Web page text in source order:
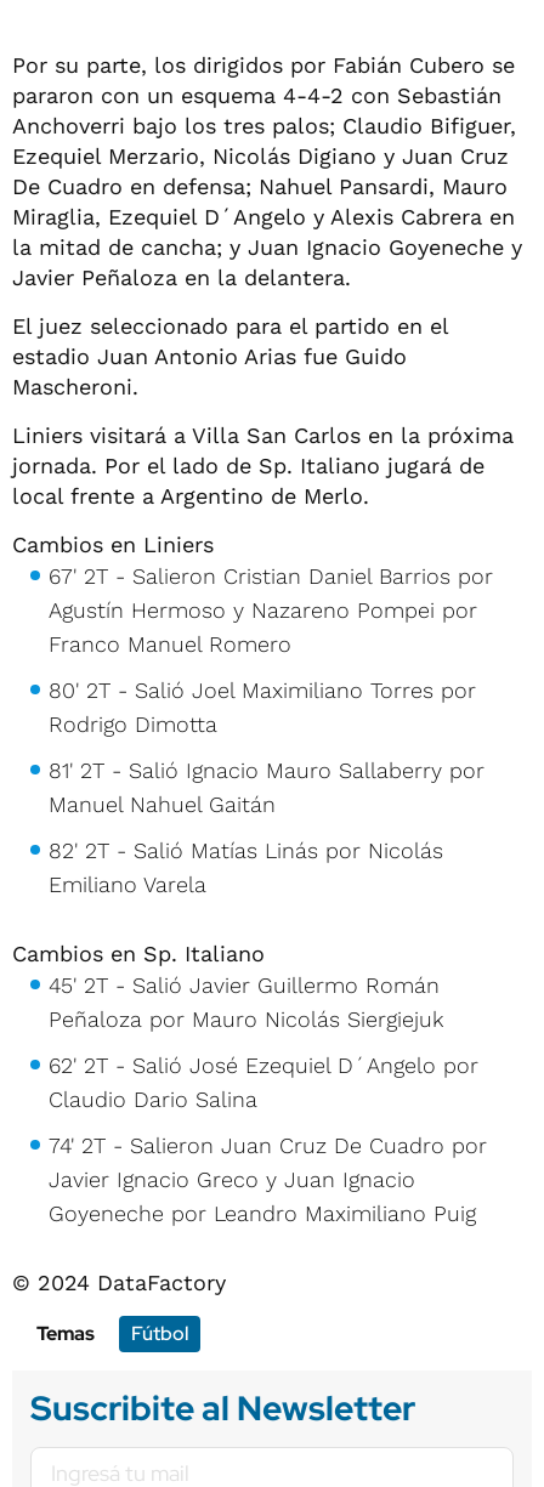
Por su parte, los dirigidos por Fabián Cubero se
pararon con un esquema 4-4-2 con Sebastián
Anchoverri bajo los tres palos; Claudio Bifiguer,
Ezequiel Merzario, Nicolás Digiano y Juan Cruz
De Cuadro en defensa; Nahuel Pansardi, Mauro
Miraglia, Ezequiel D´Angelo y Alexis Cabrera en
la mitad de cancha; y Juan Ignacio Goyeneche y
Javier Peñaloza en la delantera.
El juez seleccionado para el partido en el
estadio Juan Antonio Arias fue Guido
Mascheroni.
Liniers visitará a Villa San Carlos en la próxima
jornada. Por el lado de Sp. Italiano jugará de
local frente a Argentino de Merlo.
Cambios en Liniers
67' 2T - Salieron Cristian Daniel Barrios por
Agustín Hermoso y Nazareno Pompei por
Franco Manuel Romero
80' 2T - Salió Joel Maximiliano Torres por
Rodrigo Dimotta
81' 2T - Salió Ignacio Mauro Sallaberry por
Manuel Nahuel Gaitán
82' 2T - Salió Matías Linás por Nicolás
Emiliano Varela
Cambios en Sp. Italiano
45' 2T - Salió Javier Guillermo Román
Peñaloza por Mauro Nicolás Siergiejuk
62' 2T - Salió José Ezequiel D´Angelo por
Claudio Dario Salina
74' 2T - Salieron Juan Cruz De Cuadro por
Javier Ignacio Greco y Juan Ignacio
Goyeneche por Leandro Maximiliano Puig
© 2024 DataFactory
Temas
Fútbol
Suscribite al Newsletter